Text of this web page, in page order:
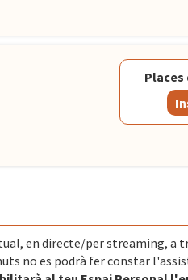
Places
en directe/per streaming, a
no es podrà fer constar